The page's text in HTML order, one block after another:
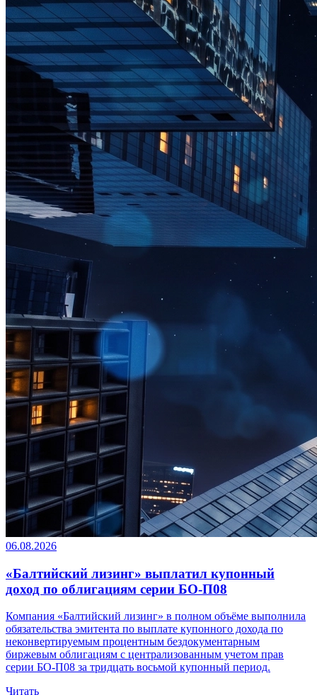
06.08.2026
«Балтийский лизинг» выплатил купонный
доход по облигациям серии БО-П08
Компания «Балтийский лизинг» в полном объёме выполнила
обязательства эмитента по выплате купонного дохода по
неконвертируемым процентным бездокументарным
биржевым облигациям с централизованным учетом прав
серии БО-П08 за тридцать восьмой купонный период.
Читать